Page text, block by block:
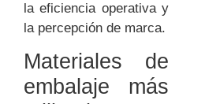
la eficiencia operativa y
la percepción de marca.
Materiales de
embalaje más